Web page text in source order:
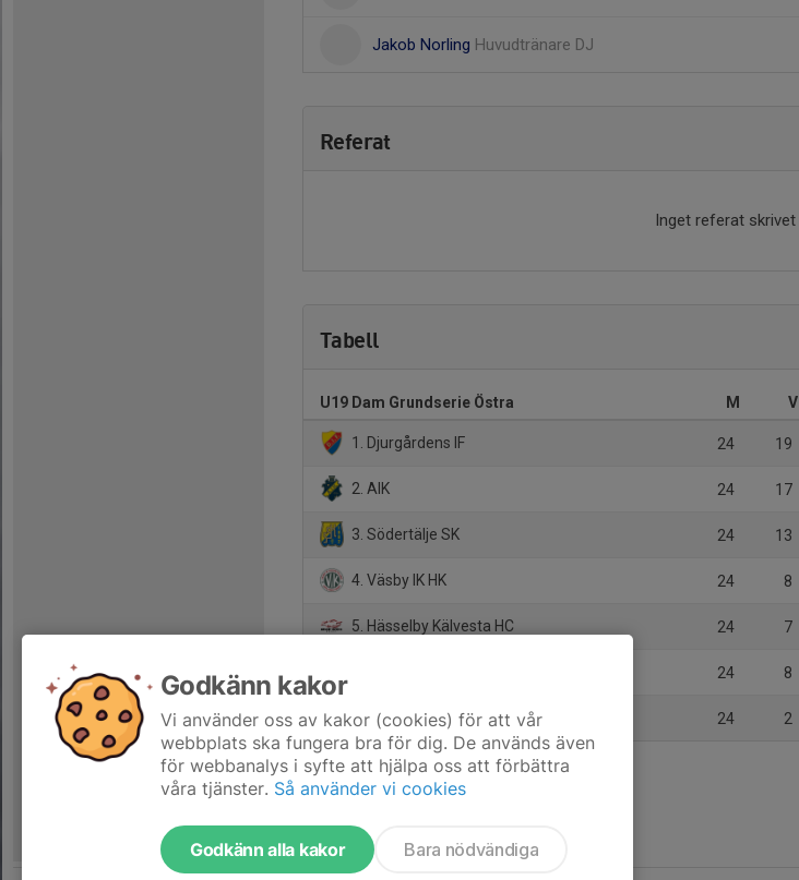
Jakob Norling Huvudtränare DJ
Referat
Inget referat skrivet
Tabell
U19 Dam Grundserie Östra M V
1. Djurgårdens IF 24 19
2. AIK 24 17
3. Södertälje SK 24 13
4. Väsby IK HK 24 8
5. Hässelby Kälvesta HC 24 7
24 8
7. Almtuna IS 24 2
Godkänn kakor
Vi använder oss av kakor (cookies) för att vår
webbplats ska fungera bra för dig. De används även
för webbanalys i syfte att hjälpa oss att förbättra
våra tjänster. Så använder vi cookies
Godkänn alla kakor Bara nödvändiga